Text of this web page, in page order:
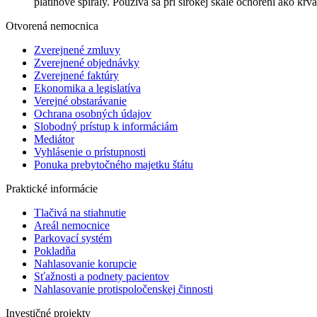
Otvorená nemocnica
Zverejnené zmluvy
Zverejnené objednávky
Zverejnené faktúry
Ekonomika a legislatíva
Verejné obstarávanie
Ochrana osobných údajov
Slobodný prístup k informáciám
Mediátor
Vyhlásenie o prístupnosti
Ponuka prebytočného majetku štátu
Praktické informácie
Tlačivá na stiahnutie
Areál nemocnice
Parkovací systém
Pokladňa
Nahlasovanie korupcie
Sťažnosti a podnety pacientov
Nahlasovanie protispoločenskej činnosti
Investičné projekty